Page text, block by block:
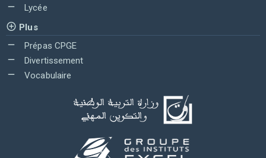
Lycée
Plus
Prépas CPGE
Divertissement
Vocabulaire